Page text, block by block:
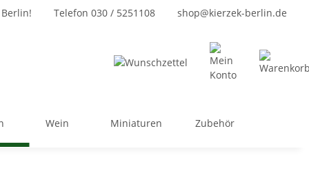
Telefon 030 / 5251108 shop@kierzek-berlin.de
Wein Miniaturen Zubehör